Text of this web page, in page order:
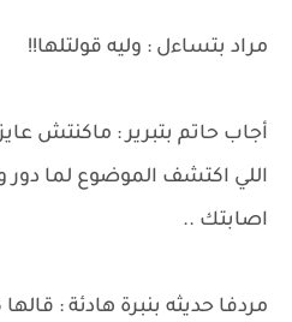
مراد بتساءل : وليه قولتلها!!
أجاب حاتم بتبرير : ماكنتش
اللي اكتشف الموضوع لما دور
اصابتك ..
مردفا حديثه بنبرة هادئة :